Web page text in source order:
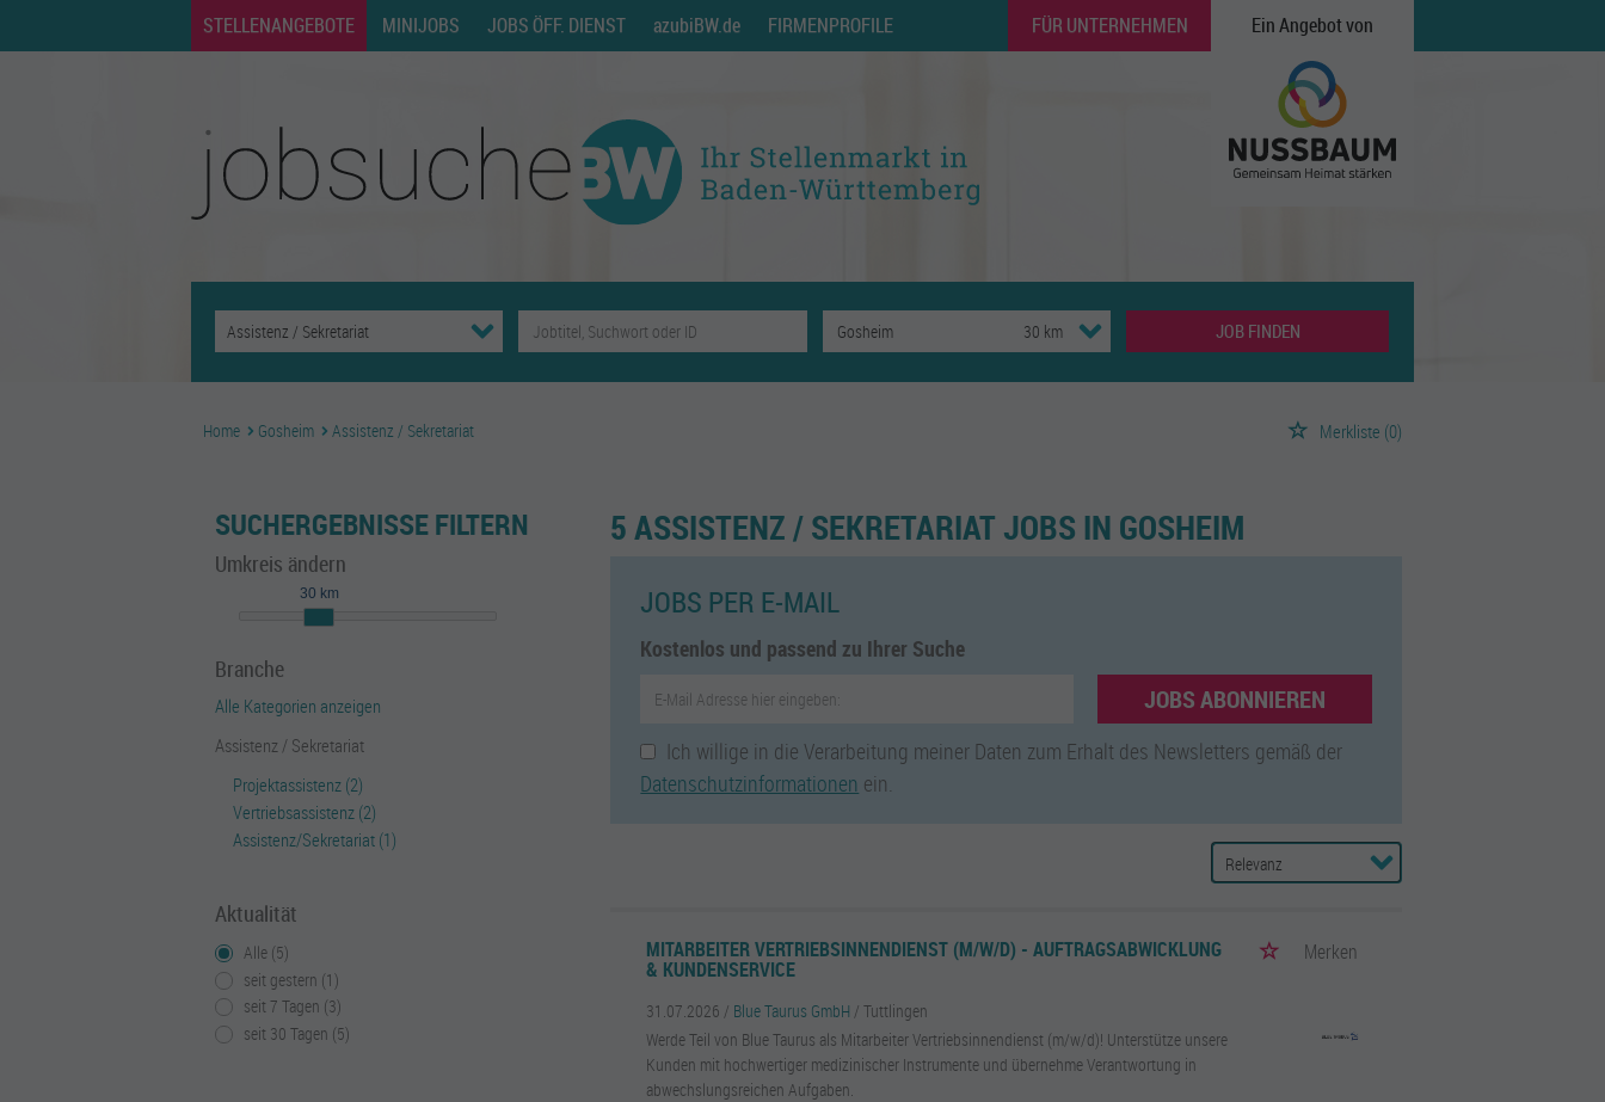
STELLENANGEBOTE MINIJOBS JOBS ÖFF. DIENST azubiBW.de FIRMENPROFILE FÜR UNTERNEHMEN Ein Angebot von
JOB FINDEN
Home Gosheim Assistenz / Sekretariat Merkliste (0)
SUCHERGEBNISSE FILTERN
Umkreis ändern
30 km
Branche
Alle Kategorien anzeigen
Assistenz / Sekretariat
Projektassistenz (2)
Vertriebsassistenz (2)
Assistenz/Sekretariat (1)
Aktualität
Alle (5)
seit gestern (1)
seit 7 Tagen (3)
seit 30 Tagen (5)
5 ASSISTENZ / SEKRETARIAT JOBS IN GOSHEIM
JOBS PER E-MAIL
Kostenlos und passend zu Ihrer Suche
JOBS ABONNIEREN
Ich willige in die Verarbeitung meiner Daten zum Erhalt des Newsletters gemäß der
Datenschutzinformationen ein.
MITARBEITER VERTRIEBSINNENDIENST (M/W/D) - AUFTRAGSABWICKLUNG
& KUNDENSERVICE
Merken
31.07.2026 / Blue Taurus GmbH / Tuttlingen
Werde Teil von Blue Taurus als Mitarbeiter Vertriebsinnendienst (m/w/d)! Unterstütze unsere
Kunden mit hochwertiger medizinischer Instrumente und übernehme Verantwortung in
abwechslungsreichen Aufgaben.